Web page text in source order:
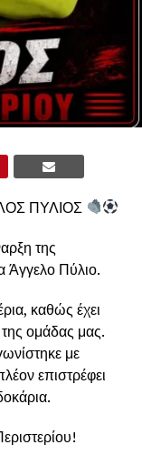
ΠΥΛΙΟΣ
της
Άγγελο Πύλιο.
καθώς έχει
ομάδας μας.
με
επιστρέφει